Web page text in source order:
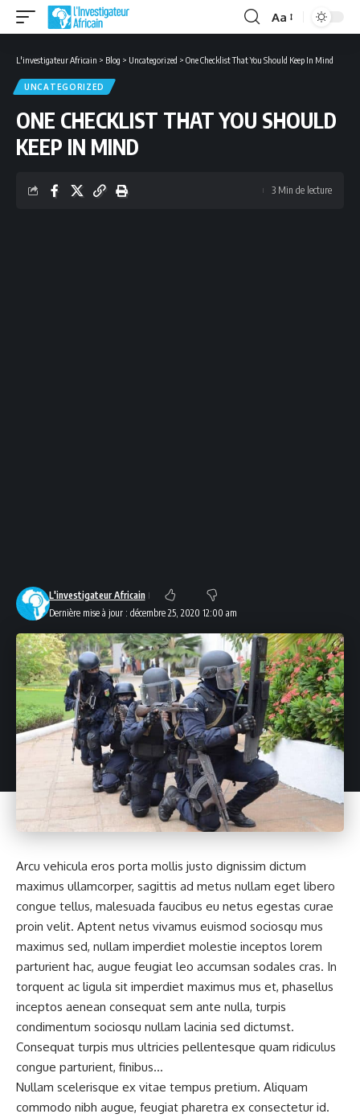
Font
Aa
L'investigateur Africain > Blog > Uncategorized > One Checklist That You Should Keep In Mind
UNCATEGORIZED
ONE CHECKLIST THAT YOU SHOULD
KEEP IN MIND
Dernière mise à jour : décembre 25, 2020 12:00 am
L'investigateur Africain
3 Min de lecture
Arcu vehicula eros porta mollis justo dignissim dictum
maximus ullamcorper, sagittis ad metus nullam eget libero
congue tellus, malesuada faucibus eu netus egestas curae
proin velit. Aptent netus vivamus euismod sociosqu mus
maximus sed, nullam imperdiet molestie inceptos lorem
parturient hac, augue feugiat leo accumsan sodales cras. In
torquent ac ligula sit imperdiet maximus mus et, phasellus
inceptos aenean consequat sem ante nulla, turpis
condimentum sociosqu nullam lacinia sed dictumst.
Consequat turpis mus ultricies pellentesque quam ridiculus
congue parturient, finibus…
Nullam scelerisque ex vitae tempus pretium. Aliquam
commodo nibh augue, feugiat pharetra ex consectetur id.